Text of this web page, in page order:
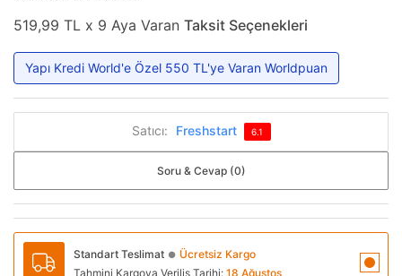
519,99 TL x 9 Aya Varan Taksit Seçenekleri
Yapı Kredi World'e Özel 550 TL'ye Varan Worldpuan
Satıcı: Freshstart 6.1
Soru & Cevap (0)
Standart Teslimat ● Ücretsiz Kargo
Tahmini Kargoya Veriliş Tarihi: 18 Ağustos